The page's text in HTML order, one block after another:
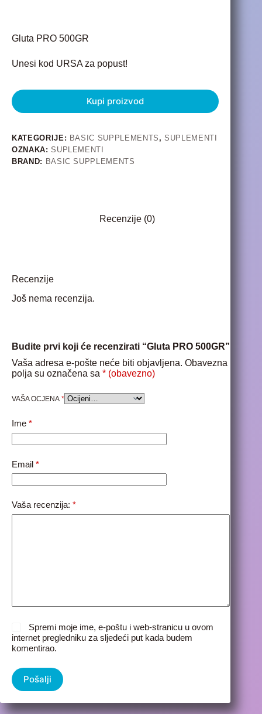
Gluta PRO 500GR
Unesi kod URSA za popust!
Kupi proizvod
KATEGORIJE: BASIC SUPPLEMENTS ,SUPLEMENTI
OZNAKA:SUPLEMENTI
BRAND: BASIC SUPPLEMENTS
Recenzije (0)
Recenzije
Još nema recenzija.
Budite prvi koji će recenzirati “Gluta PRO 500GR”
Vaša adresa e-pošte neće biti objavljena. Obavezna
polja su označena sa * (obavezno)
VAŠA OCJENA *
Ime *
Email *
Vaša recenzija: *
Spremi moje ime, e-poštu i web-stranicu u ovom
internet pregledniku za sljedeći put kada budem
komentirao.
Pošalji